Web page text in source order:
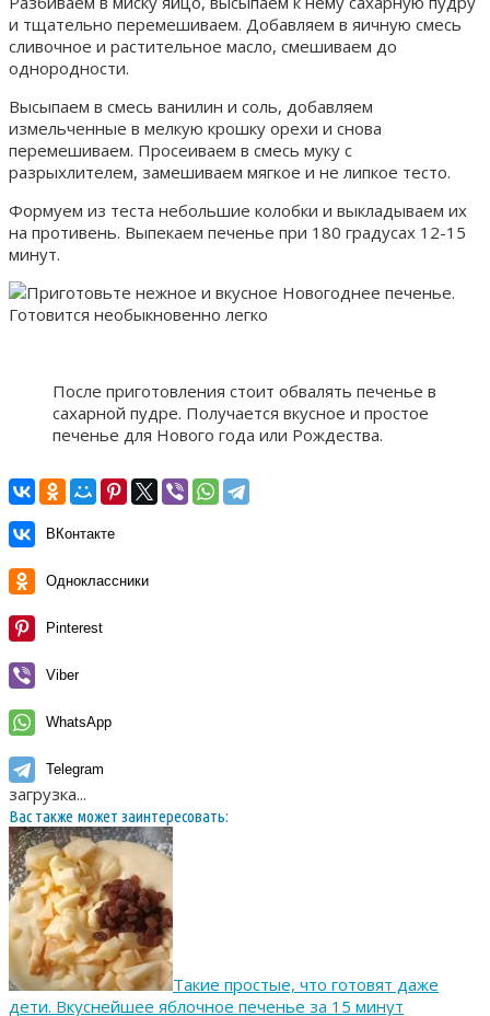
и тщательно перемешиваем. Добавляем в яичную смесь
сливочное и растительное масло, смешиваем до
однородности.
Высыпаем в смесь ванилин и соль, добавляем
измельченные в мелкую крошку орехи и снова
перемешиваем. Просеиваем в смесь муку с
разрыхлителем, замешиваем мягкое и не липкое тесто.
Формуем из теста небольшие колобки и выкладываем их
на противень. Выпекаем печенье при 180 градусах 12-15
минут.
После приготовления стоит обвалять печенье в
сахарной пудре. Получается вкусное и простое
печенье для Нового года или Рождества.
ВКонтакте
Одноклассники
Pinterest
Viber
WhatsApp
Telegram
загрузка...
Вас также может заинтересовать:
Такие простые, что готовят даже
дети. Вкуснейшее яблочное печенье за 15 минут